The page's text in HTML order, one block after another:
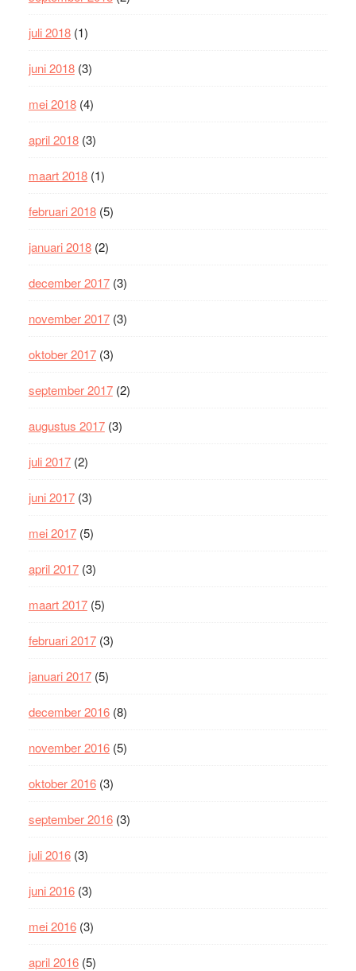
juli 2018(1)
juni 2018(3)
mei 2018(4)
april 2018(3)
maart 2018(1)
februari 2018(5)
januari 2018(2)
december 2017(3)
november 2017(3)
oktober 2017(3)
september 2017(2)
augustus 2017(3)
juli 2017(2)
juni 2017(3)
mei 2017(5)
april 2017(3)
maart 2017(5)
februari 2017(3)
januari 2017(5)
december 2016(8)
november 2016(5)
oktober 2016(3)
september 2016(3)
juli 2016(3)
juni 2016(3)
mei 2016(3)
april 2016(5)